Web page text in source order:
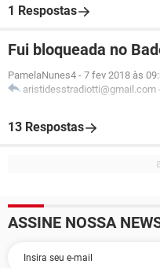
1 Respostas
Fui bloqueada no
PamelaNunes4 - 7 fev 2018 às
aristidesstradiotti@gmail.com
13 Respostas
ASSINE NOSSA